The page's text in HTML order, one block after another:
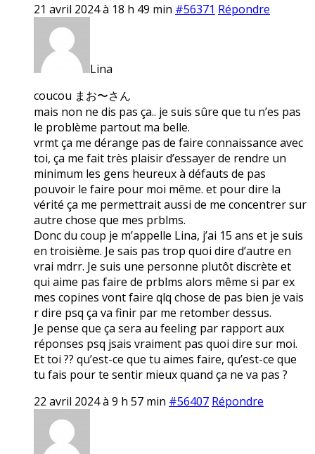
21 avril 2024 à 18 h 49 min #56371 Répondre
Lina
coucou まお〜さん
mais non ne dis pas ça.. je suis sûre que tu n’es pas
le problème partout ma belle.
vrmt ça me dérange pas de faire connaissance avec
toi, ça me fait très plaisir d’essayer de rendre un
minimum les gens heureux à défauts de pas
pouvoir le faire pour moi même. et pour dire la
vérité ça me permettrait aussi de me concentrer sur
autre chose que mes prblms.
Donc du coup je m’appelle Lina, j’ai 15 ans et je suis
en troisième. Je sais pas trop quoi dire d’autre en
vrai mdrr. Je suis une personne plutôt discrète et
qui aime pas faire de prblms alors même si par ex
mes copines vont faire qlq chose de pas bien je vais
r dire psq ça va finir par me retomber dessus.
Je pense que ça sera au feeling par rapport aux
réponses psq jsais vraiment pas quoi dire sur moi.
Et toi ?? qu’est-ce que tu aimes faire, qu’est-ce que
tu fais pour te sentir mieux quand ça ne va pas ?
22 avril 2024 à 9 h 57 min #56407 Répondre